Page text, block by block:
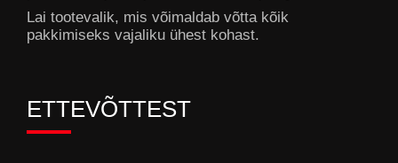
Lai tootevalik, mis võimaldab võtta kõik
pakkimiseks vajaliku ühest kohast.
ETTEVÕTTEST